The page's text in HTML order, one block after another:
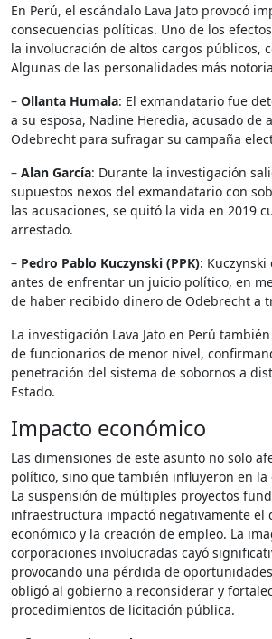
En Perú, el escándalo Lava Jato provocó
consecuencias políticas. Uno de los
la involucración de altos cargos públicos,
Algunas de las personalidades más
– Ollanta Humala: El exmandatario fue
a su esposa, Nadine Heredia, acusado de
Odebrecht para sufragar su campaña
– Alan García: Durante la investigación
supuestos nexos del exmandatario con
las acusaciones, se quitó la vida en 2019
arrestado.
– Pedro Pablo Kuczynski (PPK):
antes de enfrentar un juicio político, en
de haber recibido dinero de Odebrecht a
La investigación Lava Jato en Perú
de funcionarios de menor nivel,
penetración del sistema de sobornos a
Estado.
Impacto económico
Las dimensiones de este asunto no solo
político, sino que también influyeron en la
La suspensión de múltiples proyectos
infraestructura impactó negativamente el
económico y la creación de empleo. La
corporaciones involucradas cayó
provocando una pérdida de
obligó al gobierno a reconsiderar y
procedimientos de licitación pública.